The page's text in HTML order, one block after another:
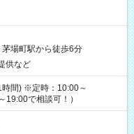
茅場町駅から徒歩6分
供など
間) ※定時：10:00～
で相談可！）